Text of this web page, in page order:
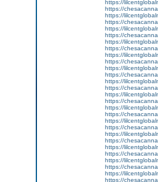
https://
https://
https://
https://
https://
https://
https://
https://
https://
https://
https://
https://
https://
https://
https://
https://
https://
https://
https://
https://
https://
https://
https://
https://
https://
https://
https://
https://